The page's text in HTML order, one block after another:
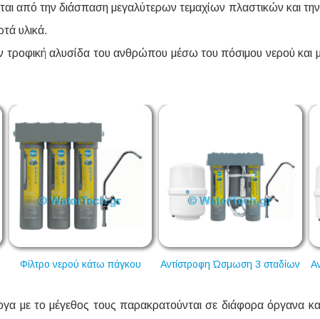
από την διάσπαση μεγαλύτερων τεμαχίων πλαστικών και
υλικά.
τροφική αλυσίδα του ανθρώπου μέσω του πόσιμου νερού
Φίλτρο νερού κάτω πάγκου Αντίστροφη Ώσμωση 3 σταδίων
με το μέγεθος τους παρακρατούνται σε διάφορα όργανα